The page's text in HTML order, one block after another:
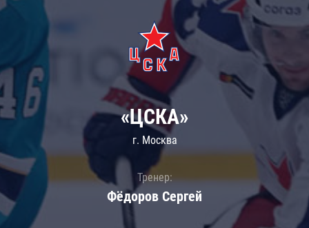
«ЦСКА»
г. Москва
Тренер:
Фёдоров Сергей